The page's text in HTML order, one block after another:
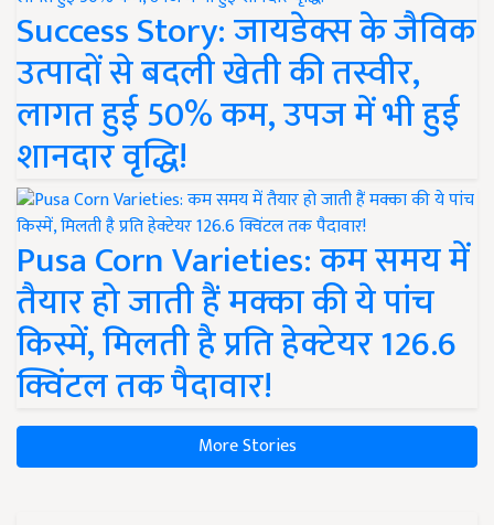
Success Story: जायडेक्स के जैविक
उत्पादों से बदली खेती की तस्वीर,
लागत हुई 50% कम, उपज में भी हुई
शानदार वृद्धि!
Pusa Corn Varieties: कम समय में
तैयार हो जाती हैं मक्का की ये पांच
किस्में, मिलती है प्रति हेक्टेयर 126.6
क्विंटल तक पैदावार!
More Stories